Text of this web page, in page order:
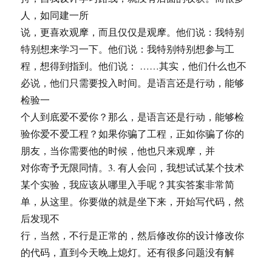
人，如同建一所
说，更喜欢观摩，而且仅仅是观摩。他们说：我特别
特别想来学习一下。他们说：我特别特别想参与工
程，想得到指到。他们说： ……其实，他们什么也不
必说，他们只需要投入时间。是语言还是行动，能够
检验一
个人到底爱不爱你？那么，是语言还是行动，能够检
验你爱不爱工程？如果你骗了工程，正如你骗了你的
朋友，当你需要他的时候，他也只来观摩，并
对你寄予无限同情。3. 有人会问，我想试试某个技术
某个实验，我应该从哪里入手呢？其实答案非常简
单，从这里。你要做的就是坐下来，开始写代码，然
后发现不
行，当然，不行是正常的，然后修改你的设计修改你
的代码，直到今天晚上熄灯。还有很多问题没有解